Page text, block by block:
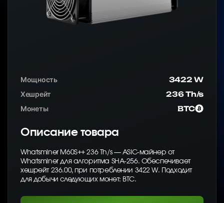
Мощность
3422 W
Хешрейт
236 Th/s
Монеты
BTC
Описание товара
Whatsminer M60S++ 236 Th/s — ASIC-майнер от
Whatsminer для алгоритма SHA-256. Обеспечивает
хешрейт 236.00, при потреблении 3422 W. Подходит
для добычи следующих монет: BTC.